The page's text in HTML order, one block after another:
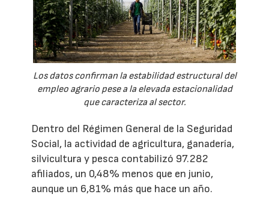
Los datos confirman la estabilidad estructural del
empleo agrario pese a la elevada estacionalidad
que caracteriza al sector.
Dentro del Régimen General de la Seguridad
Social, la actividad de agricultura, ganadería,
silvicultura y pesca contabilizó 97.282
afiliados, un 0,48% menos que en junio,
aunque un 6,81% más que hace un año.